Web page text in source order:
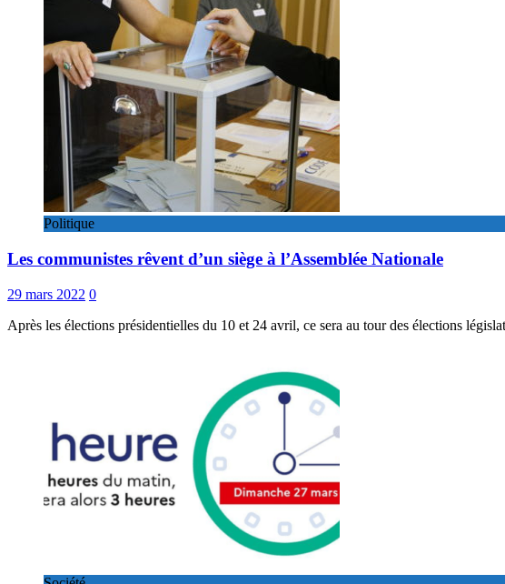
Politique
Les communistes rêvent d’un siège à l’Assemblée Nationale
29 mars 2022 0
Après les élections présidentielles du 10 et 24 avril, ce sera au tour des élections